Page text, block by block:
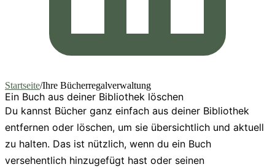
Startseite/Ihre Bücherregalverwaltung
Ein Buch aus deiner Bibliothek löschen
Du kannst Bücher ganz einfach aus deiner Bibliothek
entfernen oder löschen, um sie übersichtlich und aktuell
zu halten. Das ist nützlich, wenn du ein Buch
versehentlich hinzugefügt hast oder seinen